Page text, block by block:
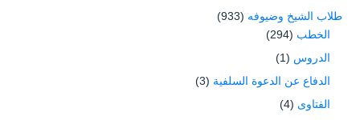
طلاب الشيخ وضيوفه (933)
الخطب (294)
الدروس (1)
الدفاع عن الدعوة السلفية (3)
الفتاوى (4)